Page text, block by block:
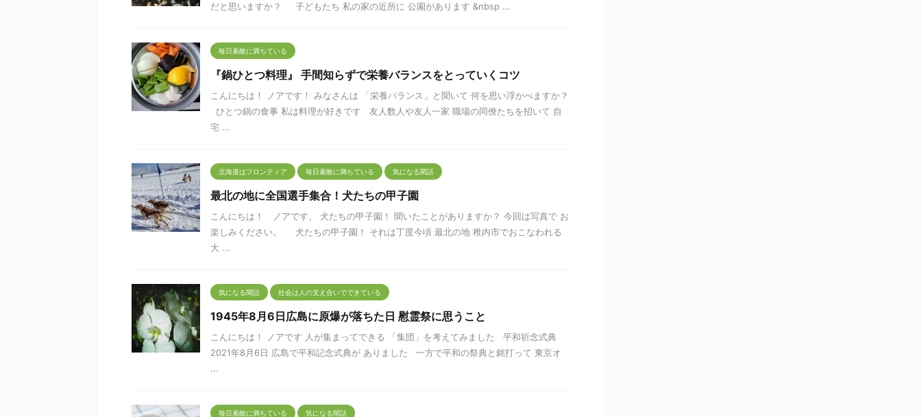
だと思いますか？ 子どもたち 私の家の近所に 公園があります &nbsp ...
毎日素敵に満ちている
『鍋ひとつ料理』 手間知らずで栄養バランスをとっていくコツ
こんにちは！ ノアです！ みなさんは 「栄養バランス」と聞いて 何を思い浮かべますか？
ひとつ鍋の食事 私は料理が好きです 友人数人や友人一家 職場の同僚たちを招いて 自
宅 ...
北海道はフロンティア 毎日素敵に満ちている 気になる閑話
最北の地に全国選手集合！犬たちの甲子園
こんにちは！ ノアです。 犬たちの甲子園！ 聞いたことがありますか？ 今回は写真で お
楽しみください。 犬たちの甲子園！ それは丁度今頃 最北の地 稚内市でおこなわれる
大 ...
気になる閑話 社会は人の支え合いでできている
1945年8月6日広島に原爆が落ちた日 慰霊祭に思うこと
こんにちは！ ノアです 人が集まってできる 「集団」を考えてみました 平和祈念式典
2021年8月6日 広島で平和記念式典が ありました 一方で平和の祭典と銘打って 東京オ
...
毎日素敵に満ちている 気になる閑話